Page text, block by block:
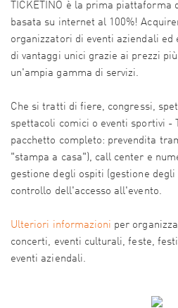
TICKETINO è la prima piattaforma
basata su internet al 100%!
organizzatori di eventi aziendali ed
di vantaggi unici grazie ai prezzi
un'ampia gamma di servizi.
Che si tratti di fiere, congressi,
spettacoli comici o eventi sportivi -
pacchetto completo: prevendita
"stampa a casa"), call center e
gestione degli ospiti (gestione
controllo dell'accesso all'evento.
Ulteriori informazioni per
concerti, eventi culturali, feste,
eventi aziendali.